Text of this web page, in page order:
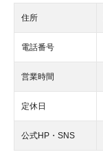
住所
電話番号
営業時間
定休日
公式HP・SNS